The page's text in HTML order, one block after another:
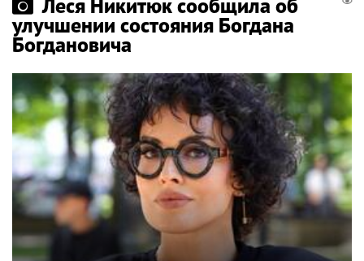
улучшении состояния Богдана
Богдановича